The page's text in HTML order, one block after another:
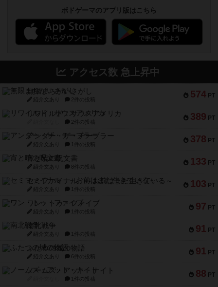
ボドゲーマのアプリ版はこちら
アクセス数 急上昇中
574 PT
無限まちがいさがし
紹介文あり 2件の投稿
389 PT
リワイルド：サウスアメリカ
2件の投稿
378 PT
アンダー・ザ・テーブラー
紹介文あり 1件の投稿
133 PT
宵と暁の呪文書
紹介文あり 8件の投稿
103 PT
セミファイナル ～お前はまだ生きている～
紹介文あり 1件の投稿
97 PT
ワン・トゥ・ファイブ
紹介文あり 1件の投稿
91 PT
南北戦争
紹介文あり 1件の投稿
91 PT
ふたつの城の物語
紹介文あり 6件の投稿
88 PT
ノームズ・アット・ナイト
1件の投稿